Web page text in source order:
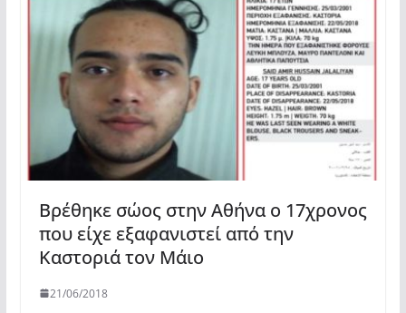
Βρέθηκε σώος στην Αθήνα ο 17χρονος
που είχε εξαφανιστεί από την
Καστοριά τον Μάιο
21/06/2018